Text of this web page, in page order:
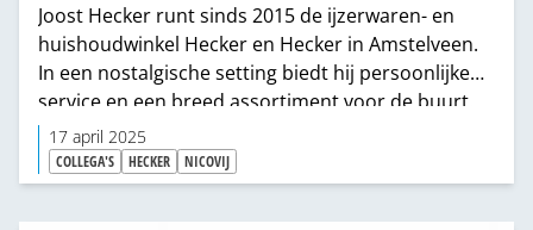
Joost Hecker runt sinds 2015 de ijzerwaren- en
huishoudwinkel Hecker en Hecker in Amstelveen.
In een nostalgische setting biedt hij persoonlijke
service en een breed assortiment voor de buurt.
Hoewel hij de winkel niet altijd ambieerde, vindt hij
er inmiddels rust en zekerheid. Met een betere
administratie moet hij beslissingen nemen over
een efficiëntere verkoop.
17 april 2025
COLLEGA'S HECKER NICOVIJ